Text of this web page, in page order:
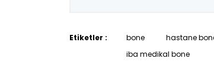
Etiketler : bone hastane
iba medikal bone